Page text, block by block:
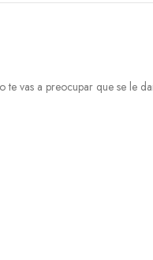
vas a preocupar que se le